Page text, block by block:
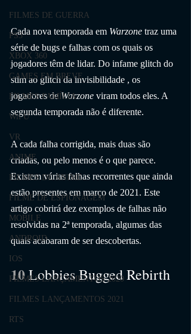
FILMES DE GUERRA
PS3
XBOX 360
GAMES EM BREVE
FILMES FAMÍLIA
Wii U
VR
ANIME
FILMES DE ANIME
FILME DE ESPIONAGEM
MOBILE
ANDROID
IOS
FILMES LANÇAMENTOS 2020
FILMES LANÇAMENTOS 2021
RTS
Cada nova temporada em Warzone traz uma
série de bugs e falhas com os quais os
jogadores têm de lidar. Do infame glitch do
stim ao glitch da invisibilidade , os
jogadores de Warzone viram todos eles. A
segunda temporada não é diferente.
A cada falha corrigida, mais duas são
criadas, ou pelo menos é o que parece.
Existem várias falhas recorrentes que ainda
estão presentes em março de 2021. Este
artigo cobrirá dez exemplos de falhas não
resolvidas na 2ª temporada, algumas das
quais acabaram de ser descobertas.
10 Lobbies Bugged Rebirth